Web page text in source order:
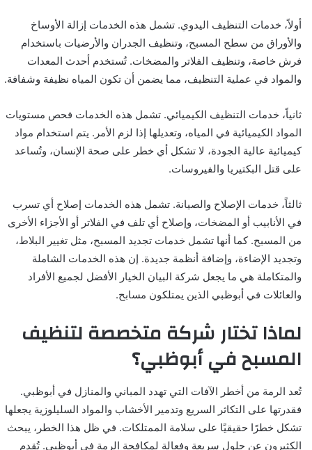
أولاً، خدمات التنظيف اليدوي. تشمل هذه الخدمات إزالة الأوساخ
والأوراق من سطح المسبح، وتنظيف الجدران والأرضيات باستخدام
فرش خاصة، وتنظيف الفلاتر والمضخات. تُستخدم أحدث المعدات
والمواد في عملية التنظيف، مما يضمن أن تكون المياه نظيفة وشفافة.
ثانياً، خدمات التنظيف الكيميائي. تشمل هذه الخدمات فحص مستويات
المواد الكيميائية في المياه، وتعديلها إذا لزم الأمر. يتم استخدام مواد
كيميائية عالية الجودة، لا تشكل أي خطر على صحة الإنسان، وتُساعد
على قتل البكتيريا والفيروسات.
ثالثاً، خدمات الإصلاح والصيانة. تشمل هذه الخدمات إصلاح أي تسرب
في الأنابيب أو المضخات، وإصلاح أي تلف في الفلاتر أو الأجزاء الأخرى
من المسبح. كما أنها تشمل خدمات تجديد المسبح، مثل تغيير البلاط،
وتجديد الإضاءة، وإضافة أنظمة جديدة. إن هذه الخدمات الشاملة
والمتكاملة هي ما يجعل شركة البيان الخيار الأفضل لجميع الأفراد
والعائلات في أبوظبي الذين يمتلكون مسابح.
لماذا تختار شركة متخصصة لتنظيف
المسبح في أبوظبي؟
تُعد الرمة من أخطر الآفات التي تهدد المباني والمنازل في أبوظبي.
فقدرتها على التكاثر السريع وتدمير الأخشاب والمواد السليلوزية يجعلها
تشكل خطرًا حقيقيًا على سلامة الممتلكات. في ظل هذا الخطر، يبحث
الكثيرون عن حلول سريعة وفعالة لمكافحة الرمة في أبوظبي. تُقدم